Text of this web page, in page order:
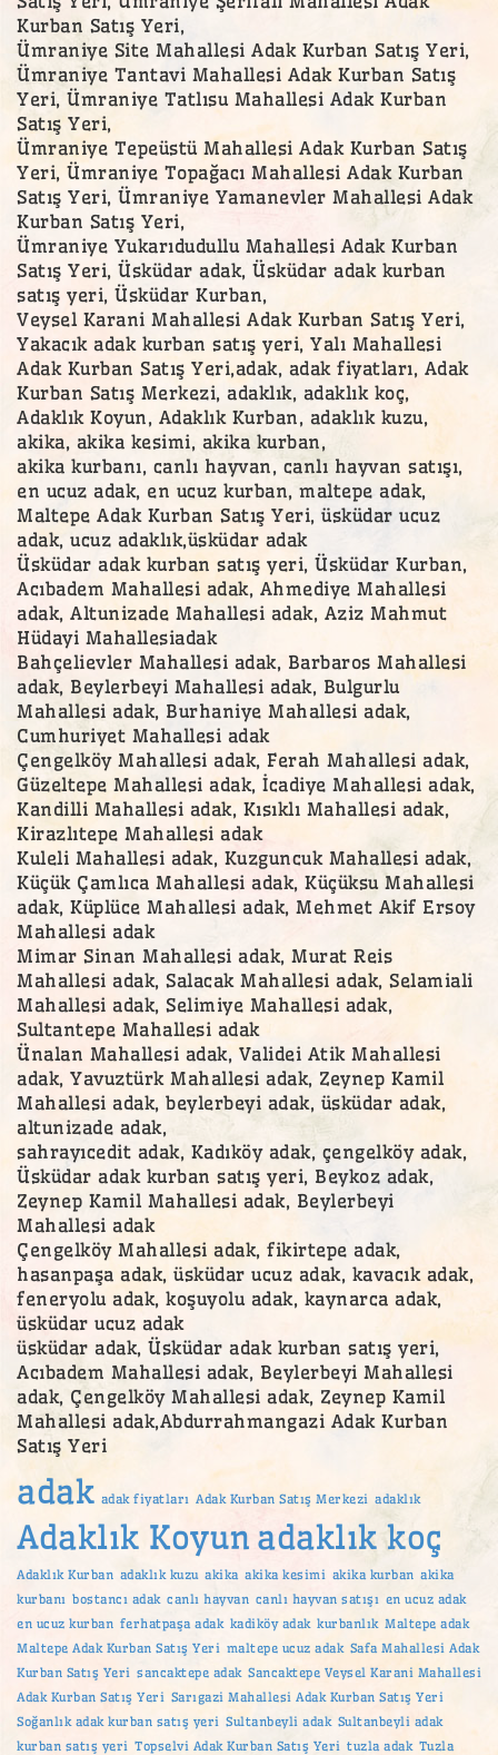
Kurban Satış Yeri,
Ümraniye Site Mahallesi Adak Kurban Satış Yeri,
Ümraniye Tantavi Mahallesi Adak Kurban Satış
Yeri, Ümraniye Tatlısu Mahallesi Adak Kurban
Satış Yeri,
Ümraniye Tepeüstü Mahallesi Adak Kurban Satış
Yeri, Ümraniye Topağacı Mahallesi Adak Kurban
Satış Yeri, Ümraniye Yamanevler Mahallesi Adak
Kurban Satış Yeri,
Ümraniye Yukarıdudullu Mahallesi Adak Kurban
Satış Yeri, Üsküdar adak, Üsküdar adak kurban
satış yeri, Üsküdar Kurban,
Veysel Karani Mahallesi Adak Kurban Satış Yeri,
Yakacık adak kurban satış yeri, Yalı Mahallesi
Adak Kurban Satış Yeri,adak, adak fiyatları, Adak
Kurban Satış Merkezi, adaklık, adaklık koç,
Adaklık Koyun, Adaklık Kurban, adaklık kuzu,
akika, akika kesimi, akika kurban,
akika kurbanı, canlı hayvan, canlı hayvan satışı,
en ucuz adak, en ucuz kurban, maltepe adak,
Maltepe Adak Kurban Satış Yeri, üsküdar ucuz
adak, ucuz adaklık,üsküdar adak
Üsküdar adak kurban satış yeri, Üsküdar Kurban,
Acıbadem Mahallesi adak, Ahmediye Mahallesi
adak, Altunizade Mahallesi adak, Aziz Mahmut
Hüdayi Mahallesiadak
Bahçelievler Mahallesi adak, Barbaros Mahallesi
adak, Beylerbeyi Mahallesi adak, Bulgurlu
Mahallesi adak, Burhaniye Mahallesi adak,
Cumhuriyet Mahallesi adak
Çengelköy Mahallesi adak, Ferah Mahallesi adak,
Güzeltepe Mahallesi adak, İcadiye Mahallesi adak,
Kandilli Mahallesi adak, Kısıklı Mahallesi adak,
Kirazlıtepe Mahallesi adak
Kuleli Mahallesi adak, Kuzguncuk Mahallesi adak,
Küçük Çamlıca Mahallesi adak, Küçüksu Mahallesi
adak, Küplüce Mahallesi adak, Mehmet Akif Ersoy
Mahallesi adak
Mimar Sinan Mahallesi adak, Murat Reis
Mahallesi adak, Salacak Mahallesi adak, Selamiali
Mahallesi adak, Selimiye Mahallesi adak,
Sultantepe Mahallesi adak
Ünalan Mahallesi adak, Validei Atik Mahallesi
adak, Yavuztürk Mahallesi adak, Zeynep Kamil
Mahallesi adak, beylerbeyi adak, üsküdar adak,
altunizade adak,
sahrayıcedit adak, Kadıköy adak, çengelköy adak,
Üsküdar adak kurban satış yeri, Beykoz adak,
Zeynep Kamil Mahallesi adak, Beylerbeyi
Mahallesi adak
Çengelköy Mahallesi adak, fikirtepe adak,
hasanpaşa adak, üsküdar ucuz adak, kavacık adak,
feneryolu adak, koşuyolu adak, kaynarca adak,
üsküdar ucuz adak
üsküdar adak, Üsküdar adak kurban satış yeri,
Acıbadem Mahallesi adak, Beylerbeyi Mahallesi
adak, Çengelköy Mahallesi adak, Zeynep Kamil
Mahallesi adak,Abdurrahmangazi Adak Kurban
Satış Yeri
adak adak fiyatları Adak Kurban Satış Merkezi adaklık
Adaklık Koyun adaklık koç
Adaklık Kurban adaklık kuzu akika akika kesimi akika kurban akika
kurbanı bostancı adak canlı hayvan canlı hayvan satışı en ucuz adak
en ucuz kurban ferhatpaşa adak kadiköy adak kurbanlık Maltepe adak
Maltepe Adak Kurban Satış Yeri maltepe ucuz adak Safa Mahallesi Adak
Kurban Satış Yeri sancaktepe adak Sancaktepe Veysel Karani Mahallesi
Adak Kurban Satış Yeri Sarıgazi Mahallesi Adak Kurban Satış Yeri
Soğanlık adak kurban satış yeri Sultanbeyli adak Sultanbeyli adak
kurban satış yeri Topselvi Adak Kurban Satış Yeri tuzla adak Tuzla